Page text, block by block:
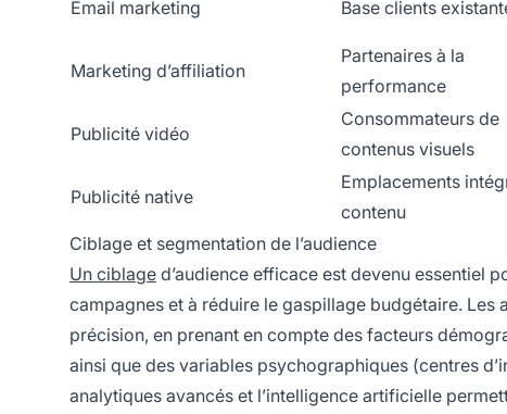
Email marketing Base clients
Marketing d’affiliation
Partenaires à la
performance
Publicité vidéo
Consommateurs de
contenus visuels
Publicité native
Emplacements
contenu
Ciblage et segmentation de l’audience
Un ciblage d’audience efficace est devenu essentiel
campagnes et à réduire le gaspillage budgétaire.
précision, en prenant en compte des facteurs
ainsi que des variables psychographiques (centres
analytiques avancés et l’intelligence artificielle